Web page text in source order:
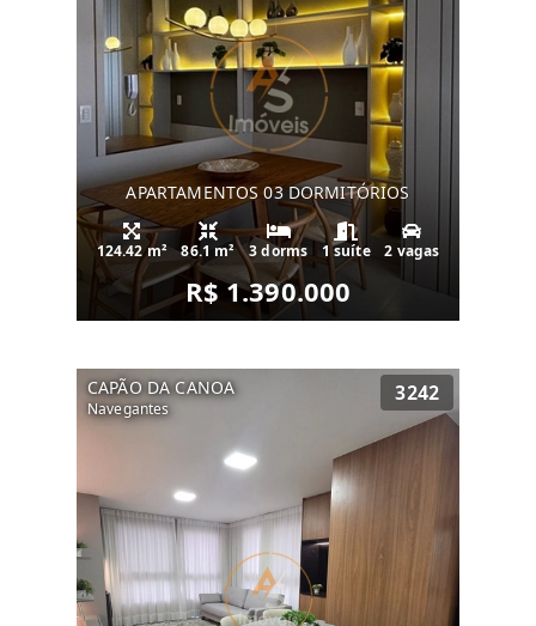
APARTAMENTOS 03 DORMITÓRIOS
124.42 m² 86.1 m² 3 dorms 1 suíte 2 vagas
R$ 1.390.000
CAPÃO DA CANOA
Navegantes
3242